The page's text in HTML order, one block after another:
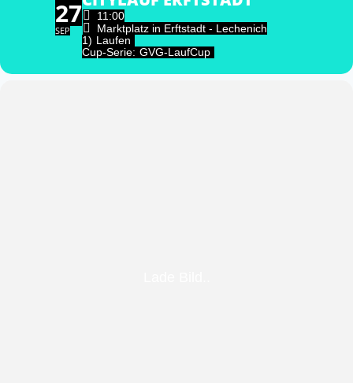
27
SEP
11:00
Marktplatz in Erftstadt - Lechenich
1) Laufen
Cup-Serie: GVG-LaufCup